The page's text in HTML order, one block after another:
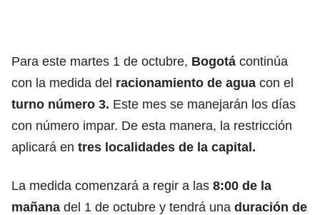
Para este martes 1 de octubre, Bogotá continúa
con la medida del racionamiento de agua con el
turno número 3. Este mes se manejarán los días
con número impar. De esta manera, la restricción
aplicará en tres localidades de la capital.
La medida comenzará a regir a las 8:00 de la
mañana del 1 de octubre y tendrá una duración de